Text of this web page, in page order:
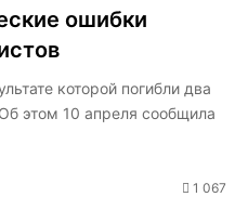
ошибки
которой погибли два
этом 10 апреля сообщила
1 067